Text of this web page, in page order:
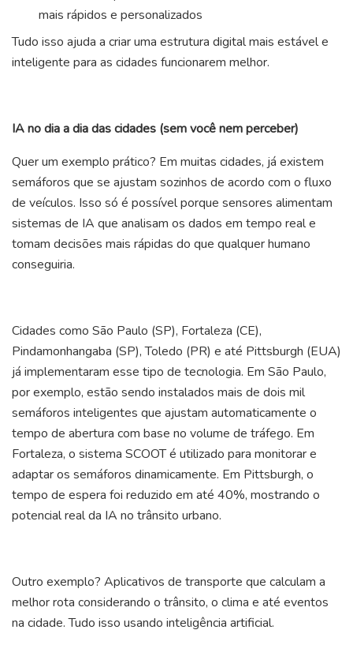
mais rápidos e personalizados
Tudo isso ajuda a criar uma estrutura digital mais estável e
inteligente para as cidades funcionarem melhor.
IA no dia a dia das cidades (sem você nem perceber)
Quer um exemplo prático? Em muitas cidades, já existem
semáforos que se ajustam sozinhos de acordo com o fluxo
de veículos. Isso só é possível porque sensores alimentam
sistemas de IA que analisam os dados em tempo real e
tomam decisões mais rápidas do que qualquer humano
conseguiria.
Cidades como São Paulo (SP), Fortaleza (CE),
Pindamonhangaba (SP), Toledo (PR) e até Pittsburgh (EUA)
já implementaram esse tipo de tecnologia. Em São Paulo,
por exemplo, estão sendo instalados mais de dois mil
semáforos inteligentes que ajustam automaticamente o
tempo de abertura com base no volume de tráfego. Em
Fortaleza, o sistema SCOOT é utilizado para monitorar e
adaptar os semáforos dinamicamente. Em Pittsburgh, o
tempo de espera foi reduzido em até 40%, mostrando o
potencial real da IA no trânsito urbano.
Outro exemplo? Aplicativos de transporte que calculam a
melhor rota considerando o trânsito, o clima e até eventos
na cidade. Tudo isso usando inteligência artificial.